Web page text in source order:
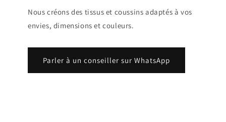
Nous créons des tissus et coussins adaptés à vos
envies, dimensions et couleurs.
Parler à un conseiller sur WhatsApp